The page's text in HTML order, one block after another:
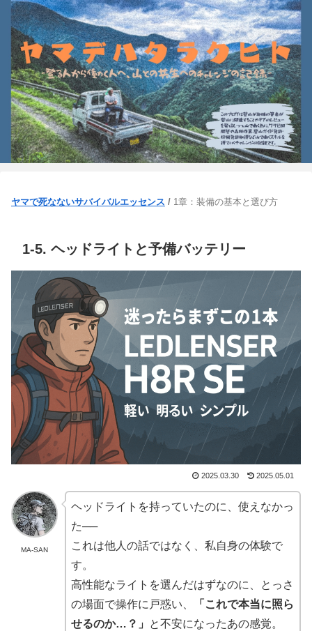
ヤマで死なないサバイバルエッセンス / 1章：装備の基本と選び方
1-5. ヘッドライトと予備バッテリー
2025.03.30 2025.05.01
MA-SAN
ヘッドライトを持っていたのに、使えなかっ
た──
これは他人の話ではなく、私自身の体験で
す。
高性能なライトを選んだはずなのに、とっさ
の場面で操作に戸惑い、
「これで本当に照ら
せるのか…？」
と不安になったあの感覚。